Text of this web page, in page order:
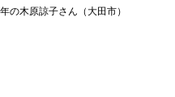
の木原諒子さん（大田市）